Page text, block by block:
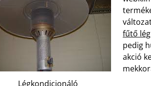
Légkondicionáló
fűtő
pedig
akció